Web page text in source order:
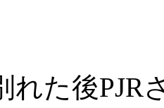
れた後PJR